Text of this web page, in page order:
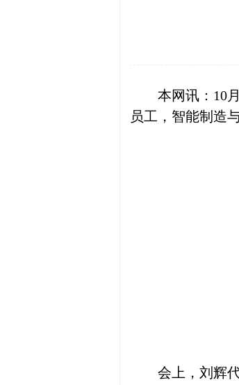
本网讯： 10
员工，智能制造
会上，刘辉